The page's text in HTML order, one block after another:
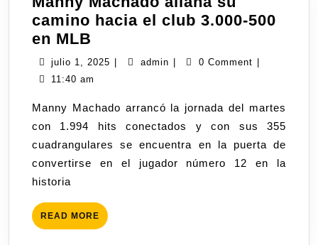
camino hacia el club 3.000-500
en MLB
julio 1, 2025 admin 0 Comment
11:40 am
Manny Machado arrancó la jornada del martes
con 1.994 hits conectados y con sus 355
cuadrangulares se encuentra en la puerta de
convertirse en el jugador número 12 en la
historia
READ MORE